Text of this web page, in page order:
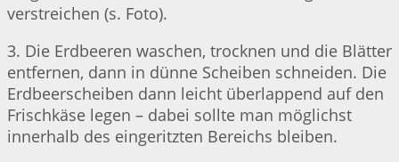
verstreichen (s. Foto).
3. Die Erdbeeren waschen, trocknen und die Blätter
entfernen, dann in dünne Scheiben schneiden. Die
Erdbeerscheiben dann leicht überlappend auf den
Frischkäse legen – dabei sollte man möglichst
innerhalb des eingeritzten Bereichs bleiben.